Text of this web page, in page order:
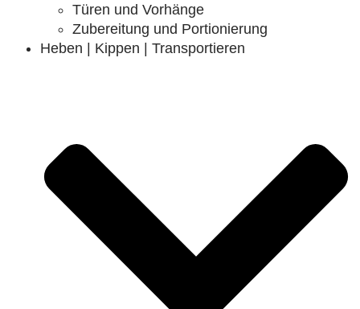
Türen und Vorhänge
Zubereitung und Portionierung
Heben | Kippen | Transportieren